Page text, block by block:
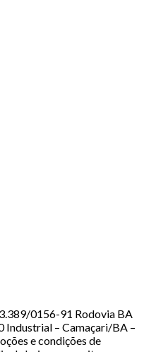
0156-91 Rodovia BA
Industrial – Camaçari/BA –
e condições de